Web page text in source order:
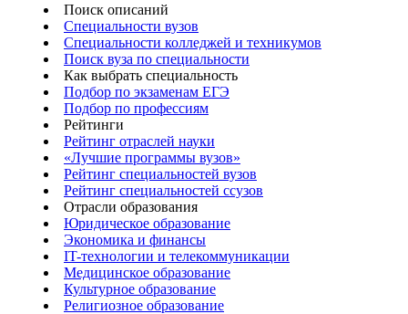
Поиск описаний
Специальности вузов
Специальности колледжей и техникумов
Поиск вуза по специальности
Как выбрать специальность
Подбор по экзаменам ЕГЭ
Подбор по профессиям
Рейтинги
Рейтинг отраслей науки
«Лучшие программы вузов»
Рейтинг специальностей вузов
Рейтинг специальностей ссузов
Отрасли образования
Юридическое образование
Экономика и финансы
IT-технологии и телекоммуникации
Медицинское образование
Культурное образование
Религиозное образование